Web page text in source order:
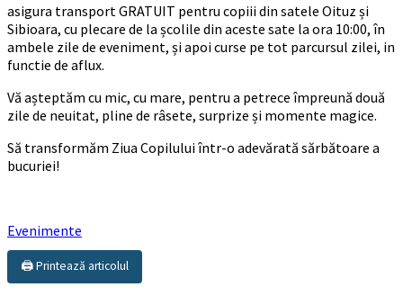
asigura transport GRATUIT pentru copiii din satele Oituz și
Sibioara, cu plecare de la școlile din aceste sate la ora 10:00, în
ambele zile de eveniment, și apoi curse pe tot parcursul zilei, in
functie de aflux.
Vă așteptăm cu mic, cu mare, pentru a petrece împreună două
zile de neuitat, pline de râsete, surprize și momente magice.
Să transformăm Ziua Copilului într-o adevărată sărbătoare a
bucuriei!
Evenimente
🖨️ Printează articolul